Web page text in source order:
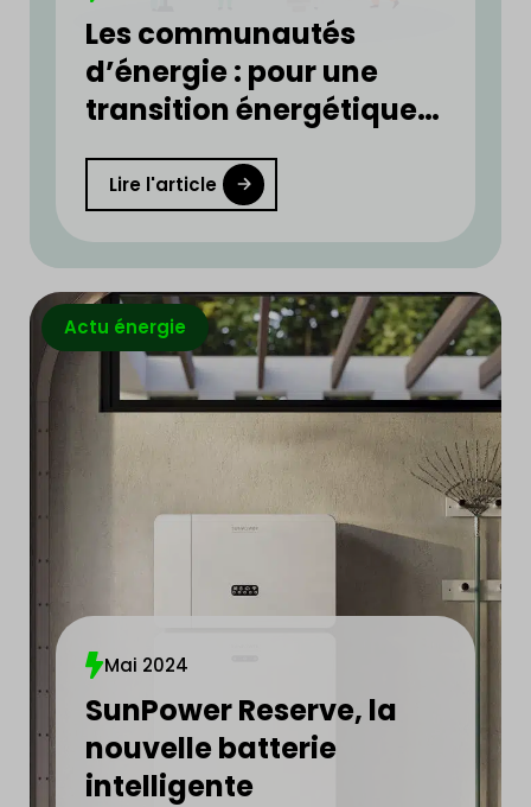
Les communautés
d’énergie : pour une
transition énergétique
plus rapide et plus
équitable
Lire l'article
Actu énergie
Mai 2024
SunPower Reserve, la
nouvelle batterie
intelligente